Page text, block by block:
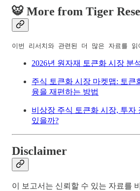
🐯 More from Tiger
이번 리서치와 관련된 더 많은 자료를 읽
2026년 원자재 토큰화 시장 분
주식 토큰화 시장 마켓맵: 토큰
융을 재편하는 방법
비상장 주식 토큰화 시장, 투자
있을까?
Disclaimer
이 보고서는 신뢰할 수 있는 자료를